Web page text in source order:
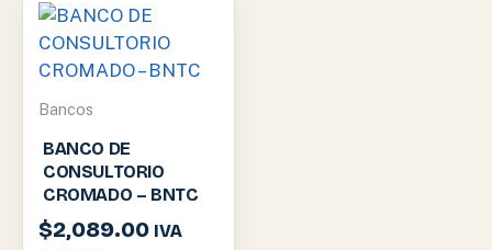
Bancos
BANCO DE
CONSULTORIO
CROMADO – BNTC
$2,089.00 IVA